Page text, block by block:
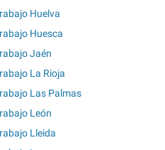
Huelva
Huesca
Jaén
La Rioja
Las Palmas
León
Lleida